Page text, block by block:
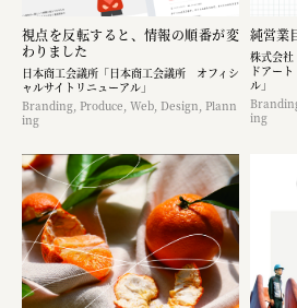
視点を反転すると、情報の順番が変
わりました
日本商工会議所「日本商工会議所 オフィシ
ャルサイトリニューアル」
Branding, Produce, Web, Design, Plann
ing
純営業
株式会社
ドアー
ル」
ing